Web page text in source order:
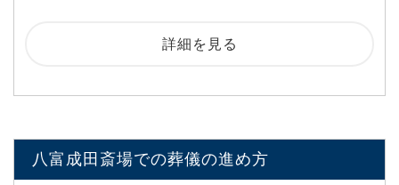
詳細を見る
八富成田斎場での葬儀の進め方